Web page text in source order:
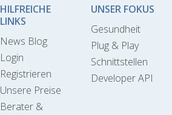
HILFREICHE
LINKS
News Blog
Login
Registrieren
Unsere Preise
Berater &
UNSER FOKUS
Gesundheit
Plug & Play
Schnittstellen
Developer API